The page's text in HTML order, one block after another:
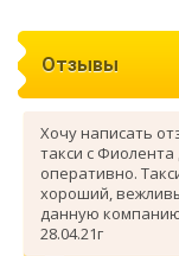
Отзывы
Хочу написать
такси с
оперативно.
хороший,
данную
28.04.21г